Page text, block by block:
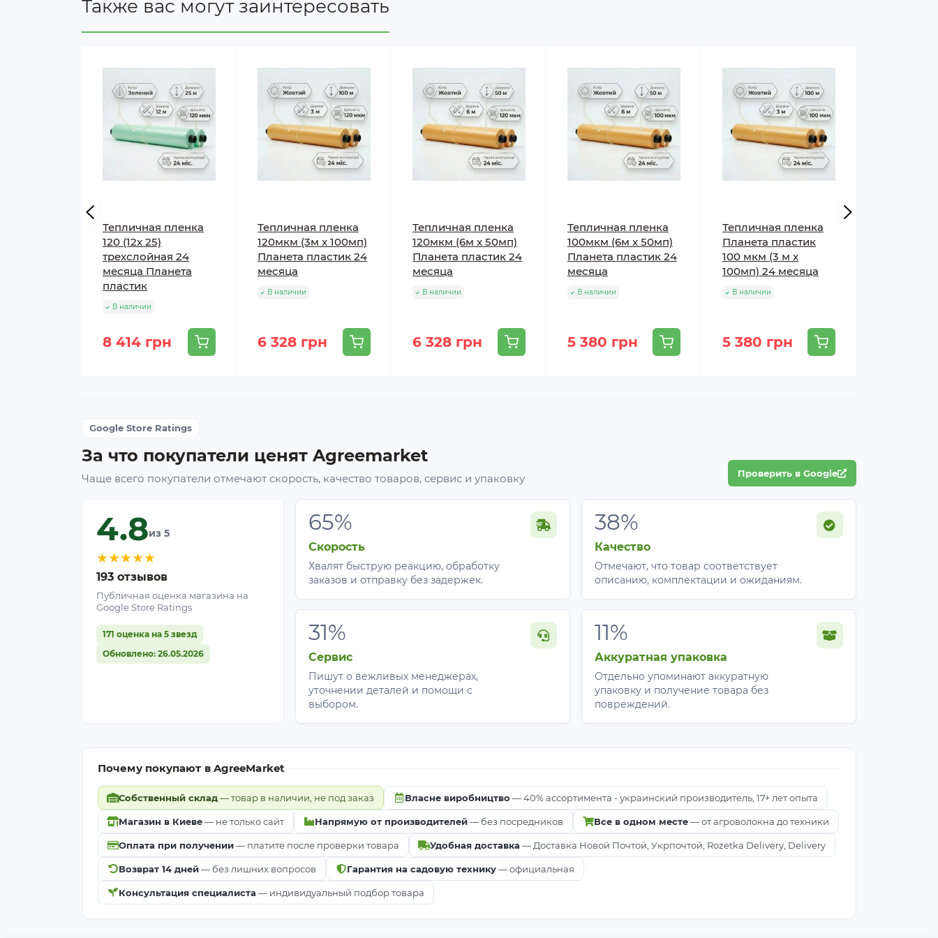
Также вас могут заинтересовать
Тепличная пленка
120 (12x 25)
трехслойная 24
месяца Планета
пластик
В наличии
8 414 грн
Тепличная пленка
120мкм (3м x 100мп)
Планета пластик 24
месяца
В наличии
6 328 грн
Тепличная пленка
120мкм (6м x 50мп)
Планета пластик 24
месяца
В наличии
6 328 грн
Тепличная пленка
100мкм (6м x 50мп)
Планета пластик 24
месяца
В наличии
5 380 грн
Тепличная пленка
Планета пластик
100 мкм (3 м x
100мп) 24 месяца
В наличии
5 380 грн
Google Store Ratings
За что покупатели ценят Agreemarket
Чаще всего покупатели отмечают скорость, качество товаров, сервис и упаковку Проверить в Google
4.8из 5
★★★★★
193 отзывов
Публичная оценка магазина на
Google Store Ratings
171 оценка на 5 звезд
Обновлено: 26.05.2026
65%
Скорость
Хвалят быструю реакцию, обработку
заказов и отправку без задержек.
38%
Качество
Отмечают, что товар соответствует
описанию, комплектации и ожиданиям.
31%
Сервис
Пишут о вежливых менеджерах,
уточнении деталей и помощи с
выбором.
11%
Аккуратная упаковка
Отдельно упоминают аккуратную
упаковку и получение товара без
повреждений.
Почему покупают в AgreeMarket
Собственный склад— товар в наличии, не под заказ Власне виробництво — 40% ассортимента - украинский производитель, 17+ лет опыта
Магазин в Киеве— не только сайт Напрямую от производителей— без посредников Все в одном месте— от агроволокна до техники
Оплата при получении— платите после проверки товара Удобная доставка — Доставка Новой Почтой, Укрпочтой, Rozetka Delivery, Delivery
Возврат 14 дней— без лишних вопросов Гарантия на садовую технику— официальная
Консультация специалиста — индивидуальный подбор товара